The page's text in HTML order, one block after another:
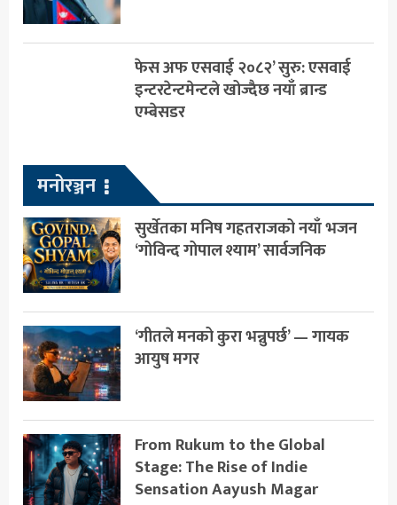
फेस अफ एसवाई २०८२’ सुरु: एसवाई
इन्टरटेन्टमेन्टले खोज्दैछ नयाँ ब्रान्ड
एम्बेसडर
मनोरञ्जन
सुर्खेतका मनिष गहतराजको नयाँ भजन
‘गोविन्द गोपाल श्याम’ सार्वजनिक
‘गीतले मनको कुरा भन्नुपर्छ’ — गायक
आयुष मगर
From Rukum to the Global
Stage: The Rise of Indie
Sensation Aayush Magar